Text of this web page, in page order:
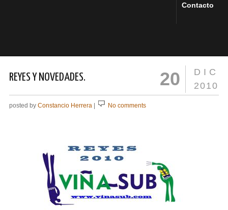
Contacto
REYES Y NOVEDADES.
DIC
2010
20
posted by Constancio Herrera | No comments